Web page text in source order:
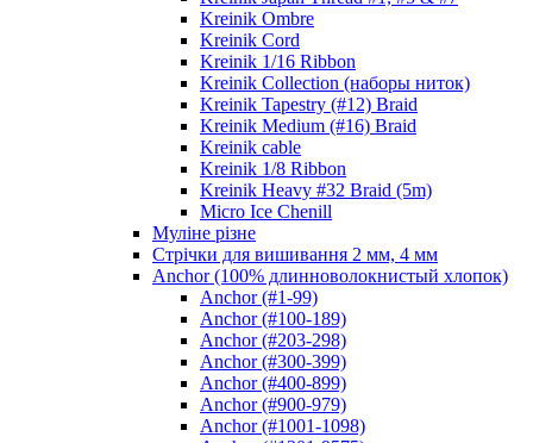
Kreinik Ombre
Kreinik Cord
Kreinik 1/16 Ribbon
Kreinik Collection (наборы ниток)
Kreinik Tapestry (#12) Braid
Kreinik Medium (#16) Braid
Kreinik cable
Kreinik 1/8 Ribbon
Kreinik Heavy #32 Braid (5m)
Micro Ice Chenill
Муліне різне
Стрічки для вишивання 2 мм, 4 мм
Anchor (100% длинноволокнистый хлопок)
Anchor (#1-99)
Anchor (#100-189)
Anchor (#203-298)
Anchor (#300-399)
Anchor (#400-899)
Anchor (#900-979)
Anchor (#1001-1098)